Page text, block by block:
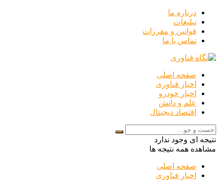
درباره ما
تبلیغات
قوانین و مقررات
تماس با ما
صفحه اصلی
اخبار فناوری
اخبار خودرو
علم و دانش
اقتصاد دیجیتال
نتیجه ای وجود ندارد
مشاهده همه نتیجه ها
صفحه اصلی
اخبار فناوری